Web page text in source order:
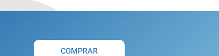
COMPRAR